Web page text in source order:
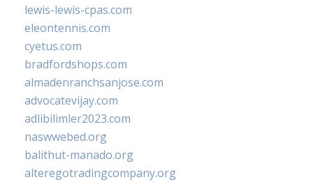
lewis-lewis-cpas.com
eleontennis.com
cyetus.com
bradfordshops.com
almadenranchsanjose.com
advocatevijay.com
adlibilimler2023.com
naswwebed.org
balithut-manado.org
alteregotradingcompany.org